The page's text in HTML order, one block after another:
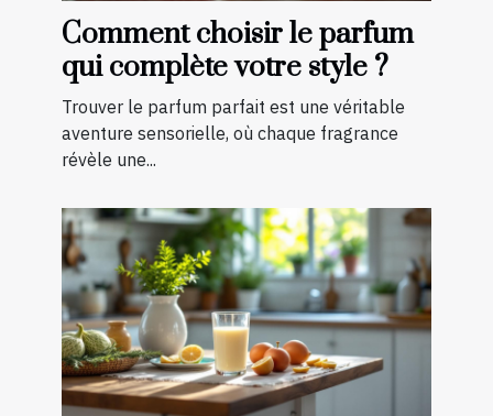
Comment choisir le parfum
qui complète votre style ?
Trouver le parfum parfait est une véritable
aventure sensorielle, où chaque fragrance
révèle une...